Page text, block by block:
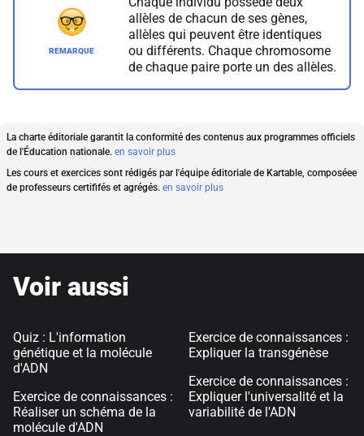
allèles de chacun de ses gènes,
allèles qui peuvent être identiques
ou différents. Chaque chromosome
de chaque paire porte un des allèles.
La charte éditoriale garantit la conformité des contenus aux programmes officiels
de l'Éducation nationale. en savoir plus
Les cours et exercices sont rédigés par l'équipe éditoriale de Kartable, composéee
de professeurs certififés et agrégés. en savoir plus
Voir aussi
Quiz : L'information
génétique et la molécule
d'ADN
Exercice de connaissances :
Réaliser un schéma de la
molécule d'ADN
Exercice de connaissances :
Expliquer la transgénèse
Exercice de connaissances :
Expliquer l'universalité et la
variabilité de l'ADN